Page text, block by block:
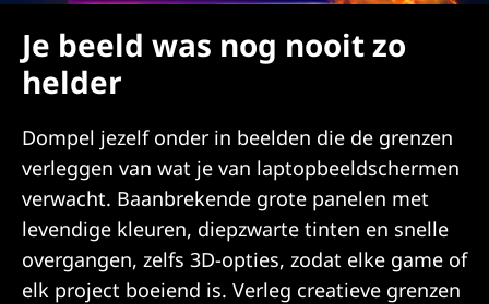
Je beeld was nog nooit zo
helder
Dompel jezelf onder in beelden die de grenzen
verleggen van wat je van laptopbeeldschermen
verwacht. Baanbrekende grote panelen met
levendige kleuren, diepzwarte tinten en snelle
overgangen, zelfs 3D-opties, zodat elke game of
elk project boeiend is. Verleg creatieve grenzen